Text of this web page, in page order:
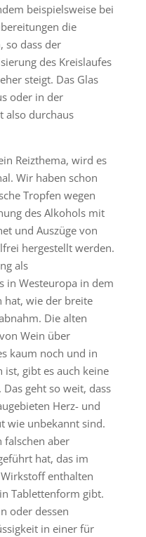
beispielsweise bei
die
so dass der
des Kreislaufes
steigt. Das Glas
oder in der
also durchaus
Reizthema, wird es
Wir haben schon
Tropfen wegen
des Alkohols mit
und Auszüge von
hergestellt werden.
als
in Westeuropa in dem
hat, wie der breite
Die alten
Wein über
kaum noch und in
ist, gibt es auch keine
geht so weit, dass
Herz- und
wie unbekannt sind.
falschen aber
hat, das im
enthalten
Tablettenform gibt.
oder dessen
in einer für